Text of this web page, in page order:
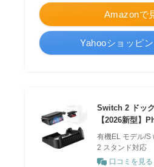
Amazonで
Yahooショッピ
Switch 2 ドッ
【2026新型】
有機EL モデル/S
2 スタンド対応
口コミを見る